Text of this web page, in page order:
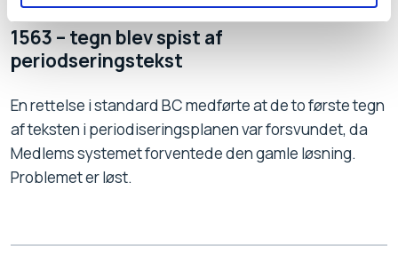
1563 – tegn blev spist af
periodseringstekst
En rettelse i standard BC medførte at de to første tegn
af teksten i periodiseringsplanen var forsvundet, da
Medlems systemet forventede den gamle løsning.
Problemet er løst.